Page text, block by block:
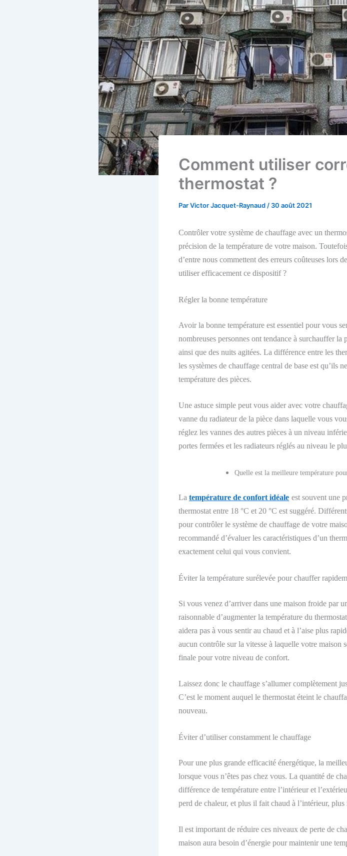
Comment utiliser
thermostat ?
ParVictor Jacquet-Raynaud/ 30 août 2021
Contrôler votre système de chauffage avec un
précision de la température de votre maison.
d’entre nous commettent des erreurs coûteuses lors
utiliser efficacement ce dispositif ?
Régler la bonne température
Avoir la bonne température est essentiel pour vous
nombreuses personnes ont tendance à surchauffer la
ainsi que des nuits agitées. La différence entre les
les systèmes de chauffage central de base est qu’ils
température des pièces.
Une astuce simple peut vous aider avec votre
vanne du radiateur de la pièce dans laquelle vous
réglez les vannes des autres pièces à un niveau
portes fermées et les radiateurs réglés au niveau le
Quelle est la meilleure température
La température de confort idéale est souvent une
thermostat entre 18 °C et 20 °C est suggéré.
pour contrôler le système de chauffage de votre
recommandé d’évaluer les caractéristiques d’un
exactement celui qui vous convient.
Éviter la température surélevée pour chauffer
Si vous venez d’arriver dans une maison froide par
raisonnable d’augmenter la température du
aidera pas à vous sentir au chaud et à l’aise plus
aucun contrôle sur la vitesse à laquelle votre maison
finale pour votre niveau de confort.
Laissez donc le chauffage s’allumer complètement
C’est le moment auquel le thermostat éteint le
nouveau.
Éviter d’utiliser constamment le chauffage
Pour une plus grande efficacité énergétique, la
lorsque vous n’êtes pas chez vous. La quantité de
différence de température entre l’intérieur et
perd de chaleur, et plus il fait chaud à l’intérieur, plus
Il est important de réduire ces niveaux de perte de
maison aura besoin d’énergie pour maintenir une